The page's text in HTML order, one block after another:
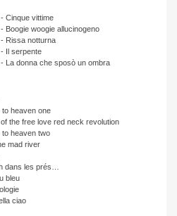
Cinque vittime
Boogie woogie allucinogeno
Rissa notturna
Il serpente
La donna che sposò un ombra
to heaven one
the free love red neck revolution
to heaven two
mad river
dans les prés…
bleu
ciao